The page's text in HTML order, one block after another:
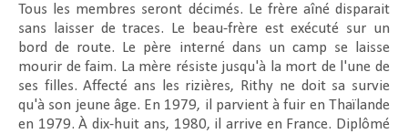
Tous les membres seront décimés. Le frère aîné disparait
sans laisser de traces. Le beau-frère est exécuté sur un
bord de route. Le père interné dans un camp se laisse
mourir de faim. La mère résiste jusqu'à la mort de l'une de
ses filles. Affecté ans les rizières, Rithy ne doit sa survie
qu'à son jeune âge. En 1979, il parvient à fuir en Thaïlande
en 1979. À dix-huit ans, 1980, il arrive en France. Diplômé